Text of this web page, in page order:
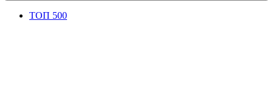
ТОП 500